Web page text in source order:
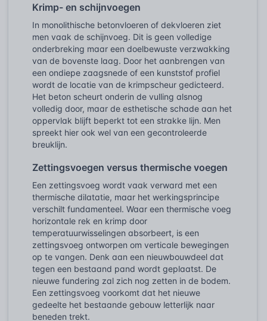
Krimp- en schijnvoegen
In monolithische betonvloeren of dekvloeren ziet
men vaak de schijnvoeg. Dit is geen volledige
onderbreking maar een doelbewuste verzwakking
van de bovenste laag. Door het aanbrengen van
een ondiepe zaagsnede of een kunststof profiel
wordt de locatie van de krimpscheur gedicteerd.
Het beton scheurt onderin de vulling alsnog
volledig door, maar de esthetische schade aan het
oppervlak blijft beperkt tot een strakke lijn. Men
spreekt hier ook wel van een gecontroleerde
breuklijn.
Zettingsvoegen versus thermische voegen
Een zettingsvoeg wordt vaak verward met een
thermische dilatatie, maar het werkingsprincipe
verschilt fundamenteel. Waar een thermische voeg
horizontale rek en krimp door
temperatuurwisselingen absorbeert, is een
zettingsvoeg ontworpen om verticale bewegingen
op te vangen. Denk aan een nieuwbouwdeel dat
tegen een bestaand pand wordt geplaatst. De
nieuwe fundering zal zich nog zetten in de bodem.
Een zettingsvoeg voorkomt dat het nieuwe
gedeelte het bestaande gebouw letterlijk naar
beneden trekt.